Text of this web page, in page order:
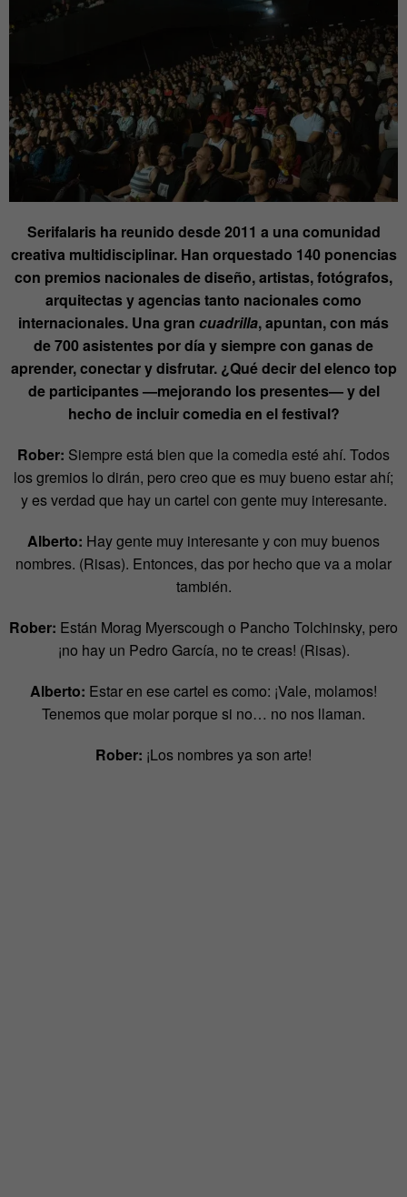
Serifalaris ha reunido desde 2011 a una comunidad
creativa multidisciplinar. Han orquestado 140 ponencias
con premios nacionales de diseño, artistas, fotógrafos,
arquitectas y agencias tanto nacionales como
internacionales. Una gran cuadrilla, apuntan, con más
de 700 asistentes por día y siempre con ganas de
aprender, conectar y disfrutar. ¿Qué decir del elenco top
de participantes —mejorando los presentes— y del
hecho de incluir comedia en el festival?
Rober: Siempre está bien que la comedia esté ahí. Todos
los gremios lo dirán, pero creo que es muy bueno estar ahí;
y es verdad que hay un cartel con gente muy interesante.
Alberto: Hay gente muy interesante y con muy buenos
nombres. (Risas). Entonces, das por hecho que va a molar
también.
Rober: Están Morag Myerscough o Pancho Tolchinsky, pero
¡no hay un Pedro García, no te creas! (Risas).
Alberto: Estar en ese cartel es como: ¡Vale, molamos!
Tenemos que molar porque si no… no nos llaman.
Rober: ¡Los nombres ya son arte!